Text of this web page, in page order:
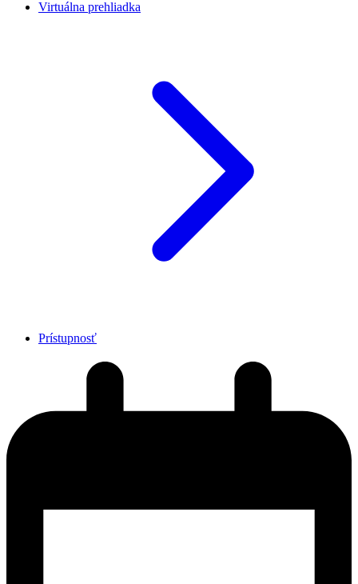
Virtuálna prehliadka
Prístupnosť